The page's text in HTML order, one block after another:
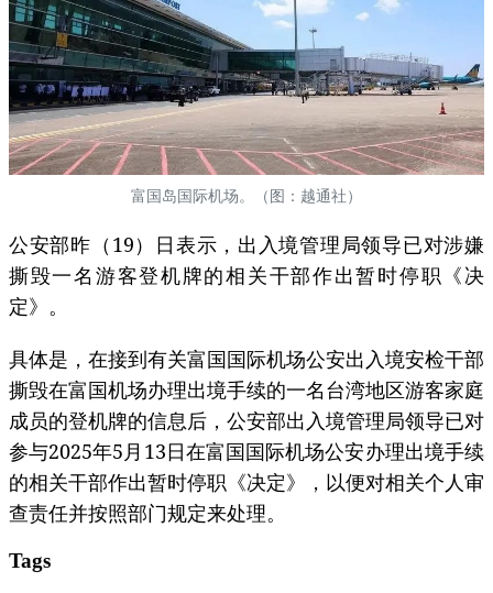
富国岛国际机场。（图：越通社）
公安部昨（19）日表示，出入境管理局领导已对涉嫌
撕毁一名游客登机牌的相关干部作出暂时停职《决
定》。
具体是，在接到有关富国国际机场公安出入境安检干部
撕毁在富国机场办理出境手续的一名台湾地区游客家庭
成员的登机牌的信息后，公安部出入境管理局领导已对
参与2025年5月13日在富国国际机场公安办理出境手续
的相关干部作出暂时停职《决定》，以便对相关个人审
查责任并按照部门规定来处理。
Tags